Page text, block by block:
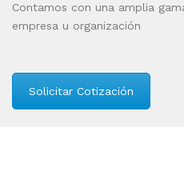
Contamos con una amplia
empresa u organización
Solicitar Cotización